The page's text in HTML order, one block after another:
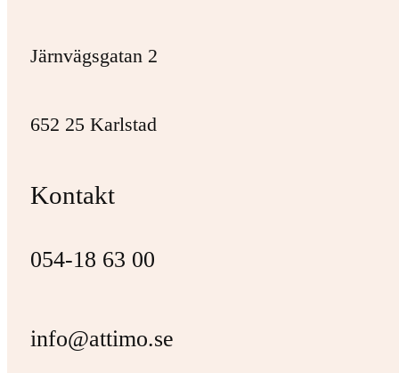
Järnvägsgatan 2
652 25 Karlstad
Kontakt
054-18 63 00
info@attimo.se